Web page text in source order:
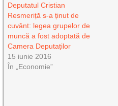
Deputatul Cristian
Resmeriță s-a ținut de
cuvânt: legea grupelor de
muncă a fost adoptată de
Camera Deputaților
15 iunie 2016
În „Economie”